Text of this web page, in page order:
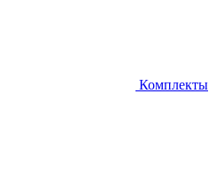
Комплекты